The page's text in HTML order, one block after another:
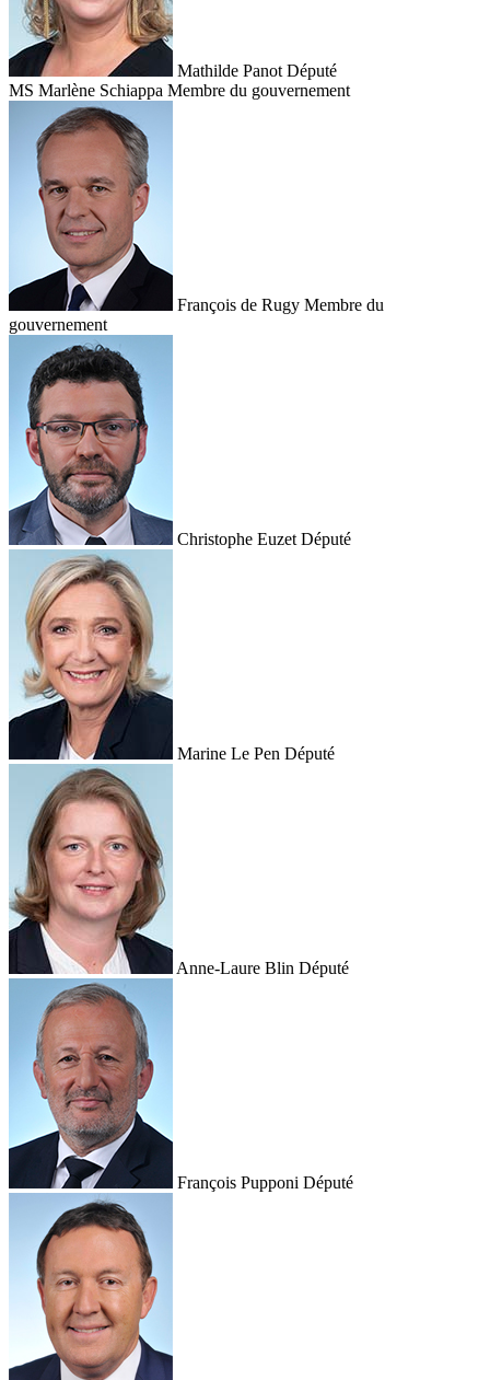
Mathilde Panot Député
MS Marlène Schiappa Membre du gouvernement
François de Rugy Membre du
gouvernement
Christophe Euzet Député
Marine Le Pen Député
Anne-Laure Blin Député
François Pupponi Député